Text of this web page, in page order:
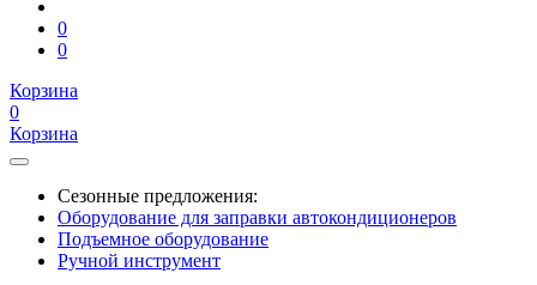
0
0
Корзина
0
Корзина
Сезонные предложения:
Оборудование для заправки автокондиционеров
Подъемное оборудование
Ручной инструмент